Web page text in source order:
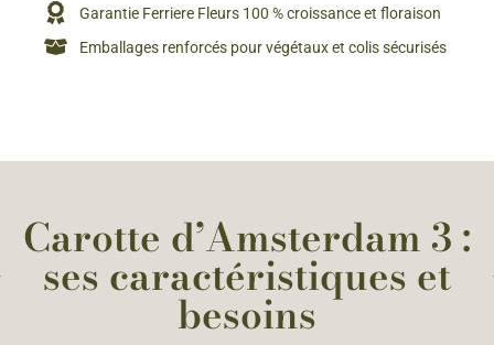
Garantie Ferriere Fleurs 100 % croissance et floraison
Emballages renforcés pour végétaux et colis sécurisés
Carotte d’Amsterdam 3 :
ses caractéristiques et
besoins